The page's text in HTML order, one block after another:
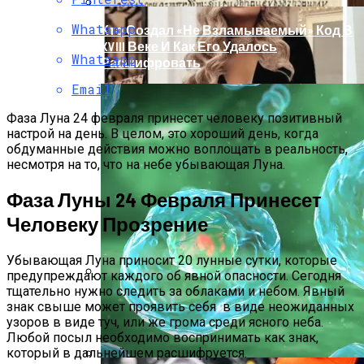
Раскрась Свой Год: Какой Цвет
Принесет Тебе Успех В 2026 Году По
Знаку Зодиака
Кто Создал «не Взламываемый» Код В
XVIII Веке И Как Его Удалось
Расшифровать
Whatsapp
Whatsapp
Email
Фаза Луна 24 февраля принесет человеку позитивный
настрой на день. В целом, это хороший день, когда
обдуманные действия можно воплощать в реальность,
несмотря на то, что на небе убывающая Луна.
Фаза Луны 24 Февраля Принесет
Человеку Прозрение
Убывающая Луна приносит 20 лунные сутки, которые
предупреждают каждого об явной опасности. Сегодня
тщательно нужно следить за облаками и небом. Явный
знак свыше может проявить себя в виде неожиданных
узоров в виде туч, или же грома среди ясного неба.
Любой посыл необходимо воспринимать как знак,
который в дальнейшем расшифруется.